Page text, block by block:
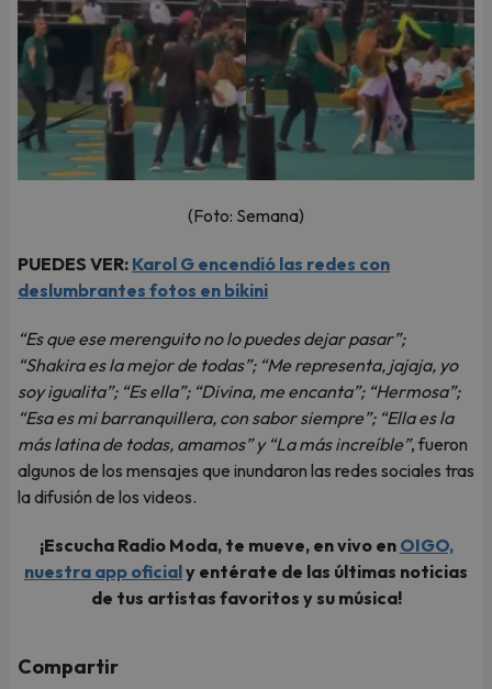
(Foto: Semana)
PUEDES VER: Karol G encendió las redes con
deslumbrantes fotos en bikini
“Es que ese merenguito no lo puedes dejar pasar”;
“Shakira es la mejor de todas”; “Me representa, jajaja, yo
soy igualita”; “Es ella”; “Divina, me encanta”; “Hermosa”;
“Esa es mi barranquillera, con sabor siempre”; “Ella es la
más latina de todas, amamos” y “La más increíble”, fueron
algunos de los mensajes que inundaron las redes sociales tras
la difusión de los videos.
¡Escucha Radio Moda, te mueve, en vivo en OIGO,
nuestra app oficialy entérate de las últimas noticias
de tus artistas favoritos y su música!
Compartir